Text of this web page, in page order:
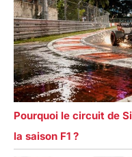
Pourquoi le circuit de
la saison F1 ?